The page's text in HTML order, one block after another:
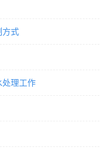
方式
处理工作